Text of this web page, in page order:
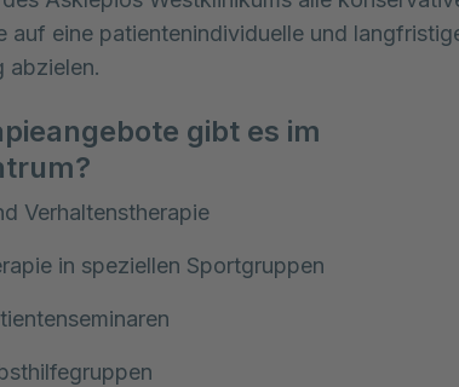
auf eine patientenindividuelle und
abzielen.
gibt es im
Verhaltenstherapie
in speziellen Sportgruppen